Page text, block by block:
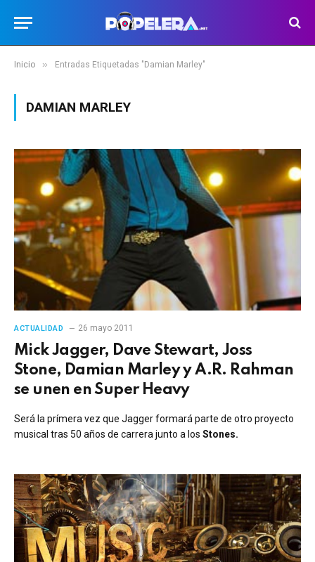
Inicio » Entradas Etiquetadas "Damian Marley"
DAMIAN MARLEY
ACTUALIDAD 26 mayo 2011
Mick Jagger, Dave Stewart, Joss
Stone, Damian Marley y A.R. Rahman
se unen en Super Heavy
Será la prímera vez que Jagger formará parte de otro proyecto
musical tras 50 años de carrera junto a los Stones.